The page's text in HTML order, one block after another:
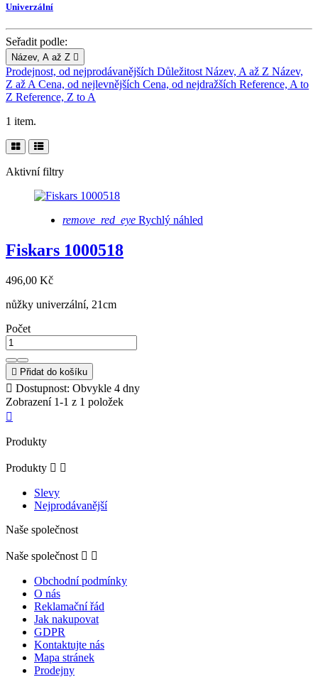
Univerzální
Seřadit podle:
Název, A až Z 
Prodejnost, od nejprodávanějších Důležitost Název, A až Z Název,
Z až A Cena, od nejlevnějších Cena, od nejdražších Reference, A to
Z Reference, Z to A
1 item.
Aktivní filtry
remove_red_eye Rychlý náhled
Fiskars 1000518
496,00 Kč
nůžky univerzální, 21cm
Počet
 Přidat do košíku
 Dostupnost: Obvykle 4 dny
Zobrazení 1-1 z 1 položek

Produkty
Produkty  
Slevy
Nejprodávanější
Naše společnost
Naše společnost  
Obchodní podmínky
O nás
Reklamační řád
Jak nakupovat
GDPR
Kontaktujte nás
Mapa stránek
Prodejny